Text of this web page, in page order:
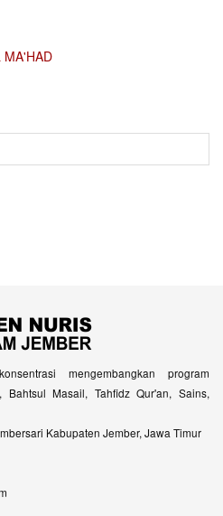
MA'HAD
mengembangkan program
Masail, Tahfidz Qur'an, Sains,
Kabupaten Jember, Jawa Timur